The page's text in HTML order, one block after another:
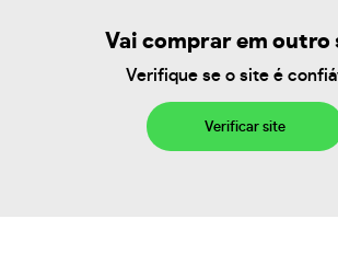
Vai comprar em outro
Verifique se o site é
Verificar site